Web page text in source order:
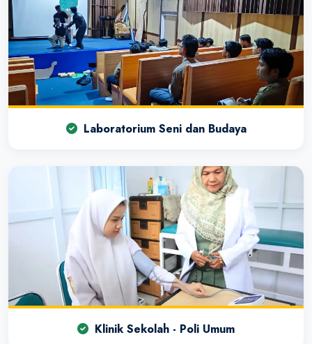
Laboratorium Seni dan Budaya
Klinik Sekolah - Poli Umum